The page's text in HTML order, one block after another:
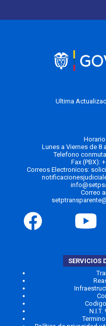
Ultima
Lunes a Viernes de 8
Telefono
Fax (PBX):
Correos Electronicos:
Correo
SERVICIOS
N.I.T.